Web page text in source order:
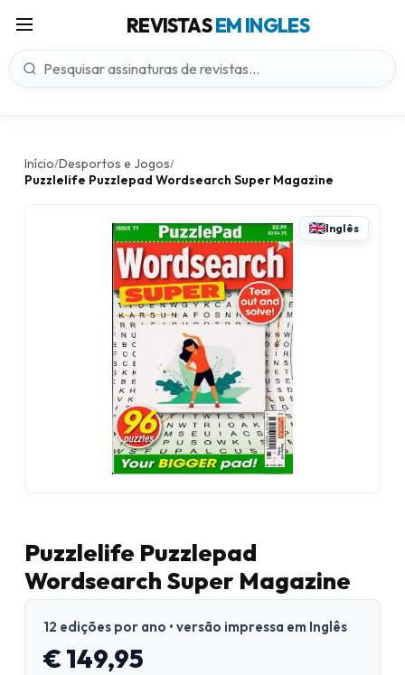
REVISTASEM INGLES
Início/Desportos e Jogos/
Puzzlelife Puzzlepad Wordsearch Super Magazine
Inglês
Puzzlelife Puzzlepad
Wordsearch Super Magazine
12 edições por ano • versão impressa em Inglês
€ 149,95